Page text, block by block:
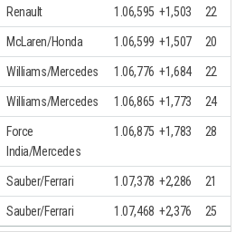
Renault 1.06,595 +1,503 22
McLaren/Honda 1.06,599 +1,507 20
Williams/Mercedes 1.06,776 +1,684 22
Williams/Mercedes 1.06,865 +1,773 24
Force
India/Mercedes
1.06,875 +1,783 28
Sauber/Ferrari 1.07,378 +2,286 21
Sauber/Ferrari 1.07,468 +2,376 25